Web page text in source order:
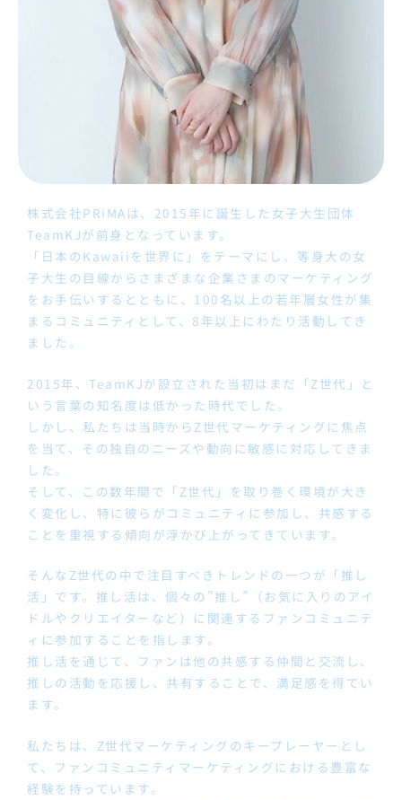
株式会社PRiMAは、2015年に誕生した女子大生団体
TeamKJが前身となっています。
「日本のKawaiiを世界に」をテーマにし、等身大の女
子大生の目線からさまざまな企業さまのマーケティング
をお手伝いするとともに、100名以上の若年層女性が集
まるコミュニティとして、8年以上にわたり活動してき
ました。
2015年、TeamKJが設立された当初はまだ「Z世代」と
いう言葉の知名度は低かった時代でした。
しかし、私たちは当時からZ世代マーケティングに焦点
を当て、その独自のニーズや動向に敏感に対応してきま
した。
そして、この数年間で「Z世代」を取り巻く環境が大き
く変化し、特に彼らがコミュニティに参加し、共感する
ことを重視する傾向が浮かび上がってきています。
そんなZ世代の中で注目すべきトレンドの一つが「推し
活」です。推し活は、個々の”推し”（お気に入りのアイ
ドルやクリエイターなど）に関連するファンコミュニテ
ィに参加することを指します。
推し活を通じて、ファンは他の共感する仲間と交流し、
推しの活動を応援し、共有することで、満足感を得てい
ます。
私たちは、Z世代マーケティングのキープレーヤーとし
て、ファンコミュニティマーケティングにおける豊富な
経験を持っています。